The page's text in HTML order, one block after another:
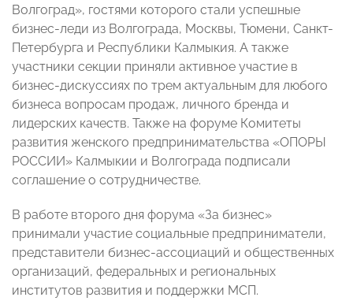
Волгоград», гостями которого стали успешные
бизнес-леди из Волгограда, Москвы, Тюмени, Санкт-
Петербурга и Республики Калмыкия. А также
участники секции приняли активное участие в
бизнес-дискуссиях по трем актуальным для любого
бизнеса вопросам продаж, личного бренда и
лидерских качеств. Также на форуме Комитеты
развития женского предпринимательства «ОПОРЫ
РОССИИ» Калмыкии и Волгограда подписали
соглашение о сотрудничестве.
В работе второго дня форума «За бизнес»
принимали участие социальные предприниматели,
представители бизнес-ассоциаций и общественных
организаций, федеральных и региональных
институтов развития и поддержки МСП.